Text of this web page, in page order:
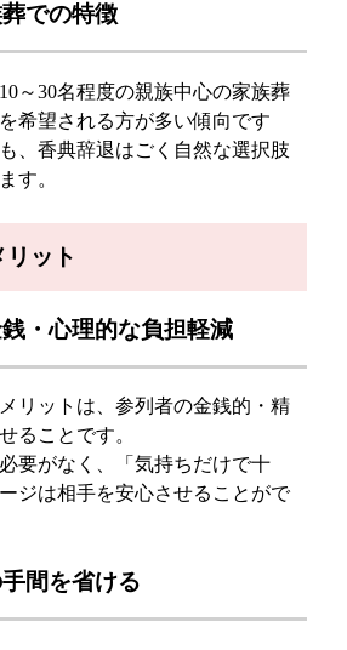
での特徴
～30名程度の親族中心の家族葬
希望される方が多い傾向です
、香典辞退はごく自然な選択肢
す。
ット
・心理的な負担軽減
リットは、参列者の金銭的・精
ることです。
要がなく、「気持ちだけで十
ジは相手を安心させることがで
間を省ける